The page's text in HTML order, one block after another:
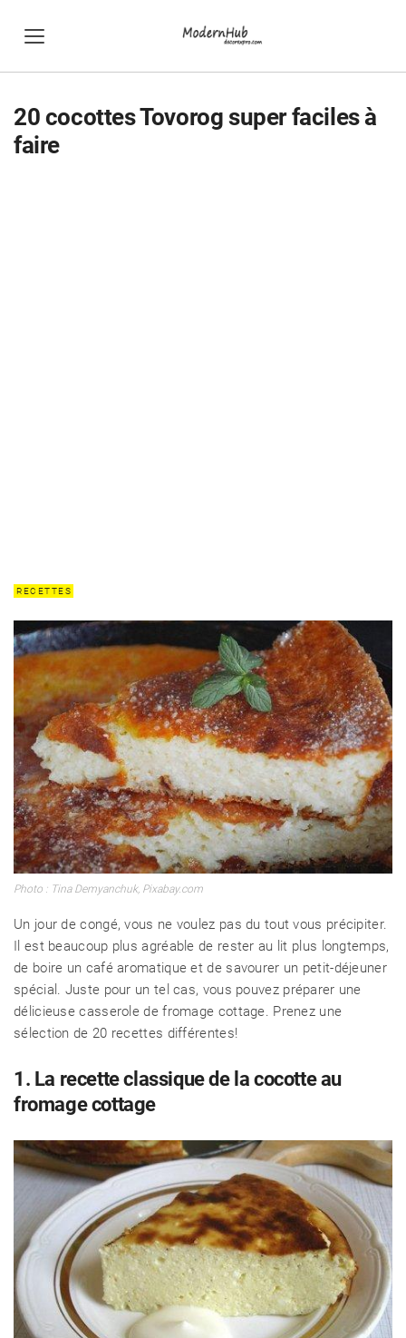
20 cocottes Tovorog super faciles à
faire
RECETTES
Photo : Tina Demyanchuk, Pixabay.com
Un jour de congé, vous ne voulez pas du tout vous précipiter.
Il est beaucoup plus agréable de rester au lit plus longtemps,
de boire un café aromatique et de savourer un petit-déjeuner
spécial. Juste pour un tel cas, vous pouvez préparer une
délicieuse casserole de fromage cottage. Prenez une
sélection de 20 recettes différentes!
1. La recette classique de la cocotte au
fromage cottage